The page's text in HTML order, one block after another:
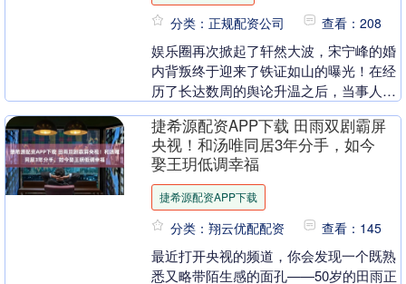
分类：正规配资公司 查看：208
娱乐圈再次掀起了轩然大波，宋宁峰的婚
内背叛终于迎来了铁证如山的曝光！在经
历了长达数周的舆论升温之后，当事人Q
这场风波的全部真....
捷希源配资APP下载 田雨双剧霸屏
央视！和汤唯同居3年分手，如今
娶王玥低调幸福
捷希源配资APP下载
分类：翔云优配配资 查看：145
最近打开央视的频道，你会发现一个既熟
悉又略带陌生感的面孔——50岁的田雨正